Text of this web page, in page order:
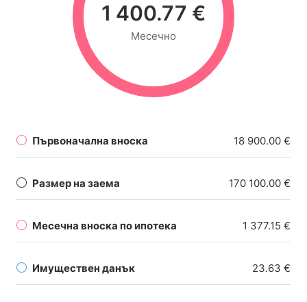
1 400.77 €
Месечно
Първоначална вноска 18 900.00 €
Размер на заема 170 100.00 €
Месечна вноска по ипотека 1 377.15 €
Имуществен данък 23.63 €